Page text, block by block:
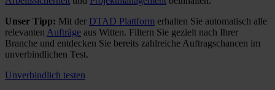
Unser Tipp: Mit der DTAD Plattform erhalten Sie automatisch alle
relevanten Aufträge aus Witten. Filtern Sie gezielt nach Ihrer
Branche und entdecken Sie bereits zahlreiche Auftragschancen im
unverbindlichen Test.
Unverbindlich testen